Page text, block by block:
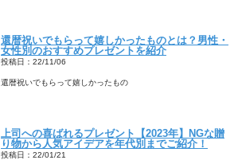
還暦祝いでもらって嬉しかったものとは？男性・
女性別のおすすめプレゼントを紹介
投稿日：22/11/06
還暦祝いでもらって嬉しかったもの
上司への喜ばれるプレゼント【2023年】NGな贈
り物から人気アイデアを年代別までご紹介！
投稿日：22/01/21